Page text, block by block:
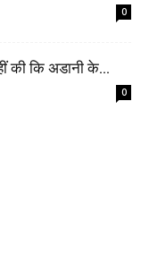
0
की कि अडानी के...
0